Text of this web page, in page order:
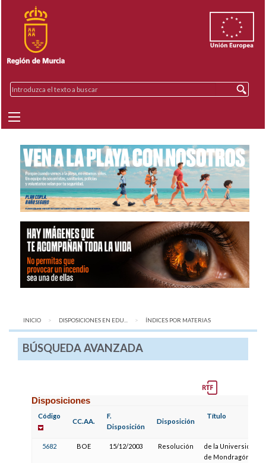
INICIO DISPOSICIONES EN EDU... AQUÍ:
ÍNDICES POR MATERIAS
BÚSQUEDA AVANZADA
Disposiciones
Código
CC.AA.
F.
Disposición
Disposición
Título
5682 BOE 15/12/2003 Resolución
de la Universidad
de Mondragón,